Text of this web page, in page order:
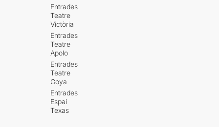
Entrades
Teatre
Victòria
Entrades
Teatre
Apolo
Entrades
Teatre
Goya
Entrades
Espai
Texas